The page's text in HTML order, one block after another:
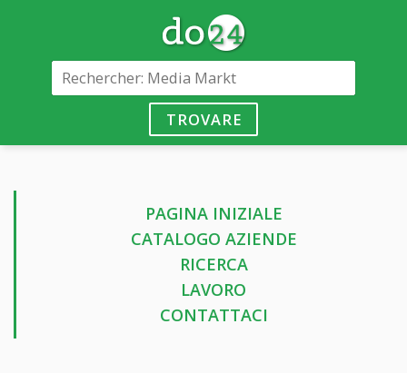
TROVARE
PAGINA INIZIALE
CATALOGO AZIENDE
RICERCA
LAVORO
CONTATTACI